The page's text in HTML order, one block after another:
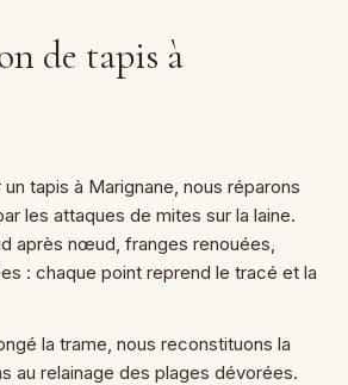
de tapis à
tapis à Marignane, nous réparons
les attaques de mites sur la laine.
après nœud, franges renouées,
: chaque point reprend le tracé et la
la trame, nous reconstituons la
au relainage des plages dévorées.